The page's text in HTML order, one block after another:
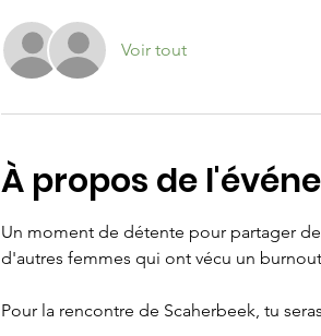
Voir tout
À propos de
Un moment de détente pour partager
d'autres femmes qui ont vécu un
Pour la rencontre de Scaherbeek, tu